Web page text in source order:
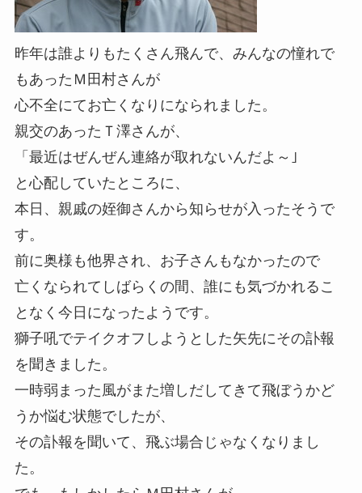
昨年は誰よりもたくさん飛んで、みんなの憧れで
もあったＭ田村さんが
心不全にてお亡くなりになられました。
親交のあったＴ澤さんが、
「最近はぜんぜん連絡が取れないんだよ～｣
と心配していたところに、
本日、親戚の姪御さんから知らせが入ったそうで
す。
前に奥様も他界され、お子さんもなかったので
亡くなられてしばらくの間、誰にも気づかれるこ
となく今日になったようです。
獅子吼でテイクオフしようとした矢先にその訃報
を聞きました。
一時弱まった風がまた増しだしてきて飛ぼうかど
うか悩む状態でしたが、
その訃報を聞いて、飛ぶ場合じゃなくなりまし
た。